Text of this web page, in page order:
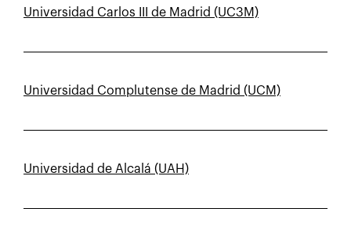
Universidad Carlos III de Madrid (UC3M)
Universidad Complutense de Madrid (UCM)
Universidad de Alcalá (UAH)